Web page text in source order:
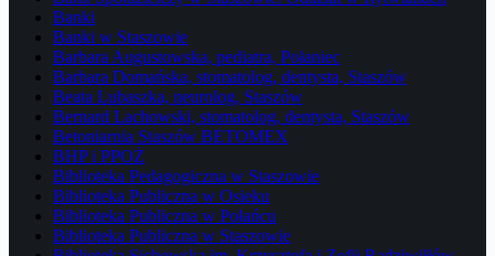
Banki
Banki w Staszowie
Barbara Augustowska, pediatra, Połaniec
Barbara Domańska, stomatolog, dentysta, Staszów
Beata Lubaszka, neurolog, Staszów
Bernard Lachowski, stomatolog, dentysta, Staszów
Betoniarnia Staszów BETOMEX
BHP i PPOŻ
Biblioteka Pedagogiczna w Staszowie
Biblioteka Publiczna w Osieku
Biblioteka Publiczna w Połańcu
Biblioteka Publiczna w Staszowie